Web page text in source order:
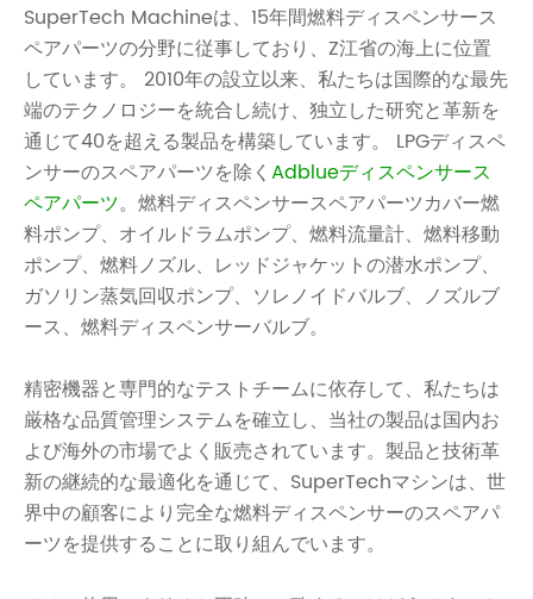
SuperTech Machineは、15年間燃料ディスペンサース
ペアパーツの分野に従事しており、Z江省の海上に位置
しています。 2010年の設立以来、私たちは国際的な最先
端のテクノロジーを統合し続け、独立した研究と革新を
通じて40を超える製品を構築しています。 LPGディスペ
ンサーのスペアパーツを除くAdblueディスペンサース
ペアパーツ。燃料ディスペンサースペアパーツカバー燃
料ポンプ、オイルドラムポンプ、燃料流量計、燃料移動
ポンプ、燃料ノズル、レッドジャケットの潜水ポンプ、
ガソリン蒸気回収ポンプ、ソレノイドバルブ、ノズルブ
ース、燃料ディスペンサーバルブ。
精密機器と専門的なテストチームに依存して、私たちは
厳格な品質管理システムを確立し、当社の製品は国内お
よび海外の市場でよく販売されています。製品と技術革
新の継続的な最適化を通じて、SuperTechマシンは、世
界中の顧客により完全な燃料ディスペンサーのスペアパ
ーツを提供することに取り組んでいます。